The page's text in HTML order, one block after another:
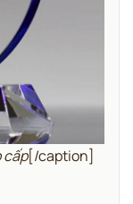
cấp[/caption]